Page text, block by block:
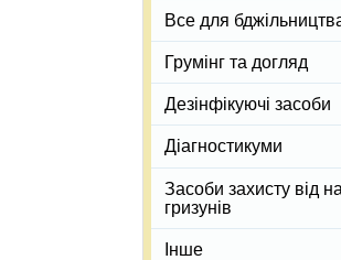
Все для
Грумінг та догляд
Дезінфікуючі засоби
Діагностикуми
Засоби захисту від
гризунів
Інше